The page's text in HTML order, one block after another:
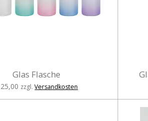
Glas Flasche
zzgl.Versandkosten